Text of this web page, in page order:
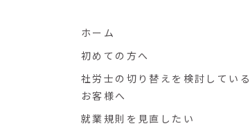
ホーム
初めての方へ
社労士の切り替えを検討している
お客様へ
就業規則を見直したい